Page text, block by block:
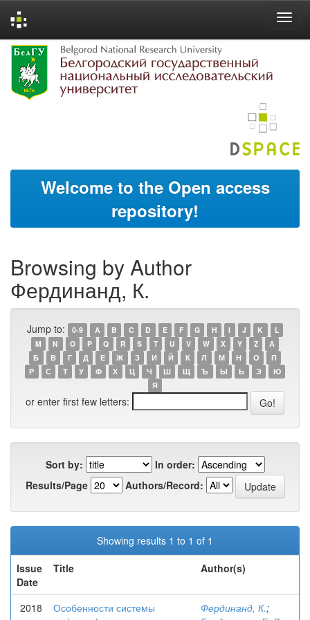
Skip
navigation
Welcome to the Open access
repository!
Browsing by Author
Фердинанд, К.
Jump to: 0-9 A B C D E F G H I J K
L
M
N O P Q R S T U V W X Y Z
А
Б
В Г Д Е Ж З И Й К Л М Н О
П
Р
С Т У Ф Х Ц Ч Ш Щ Ъ Ы Ь Э
Ю
Я
or enter first few letters:
Sort by:
In order:
Results/Page
Authors/Record:
Showing results 1 to 1 of 1
Issue
Date
Title Author(s)
2018
Особенности системы
Фердинанд, К.;